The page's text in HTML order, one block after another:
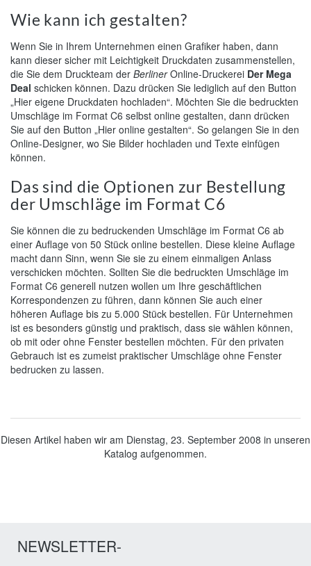
Wie kann ich gestalten?
Wenn Sie in Ihrem Unternehmen einen Grafiker haben, dann
kann dieser sicher mit Leichtigkeit Druckdaten zusammenstellen,
die Sie dem Druckteam der BerlinerOnline-Druckerei Der Mega
Deal schicken können. Dazu drücken Sie lediglich auf den Button
„Hier eigene Druckdaten hochladen“. Möchten Sie die bedruckten
Umschläge im Format C6 selbst online gestalten, dann drücken
Sie auf den Button „Hier online gestalten“. So gelangen Sie in den
Online-Designer, wo Sie Bilder hochladen und Texte einfügen
können.
Das sind die Optionen zur Bestellung
der Umschläge im Format C6
Sie können die zu bedruckenden Umschläge im Format C6 ab
einer Auflage von 50 Stück online bestellen. Diese kleine Auflage
macht dann Sinn, wenn Sie sie zu einem einmaligen Anlass
verschicken möchten. Sollten Sie die bedruckten Umschläge im
Format C6 generell nutzen wollen um Ihre geschäftlichen
Korrespondenzen zu führen, dann können Sie auch einer
höheren Auflage bis zu 5.000 Stück bestellen. Für Unternehmen
ist es besonders günstig und praktisch, dass sie wählen können,
ob mit oder ohne Fenster bestellen möchten. Für den privaten
Gebrauch ist es zumeist praktischer Umschläge ohne Fenster
bedrucken zu lassen.
Diesen Artikel haben wir am Dienstag, 23. September 2008 in unseren
Katalog aufgenommen.
NEWSLETTER-